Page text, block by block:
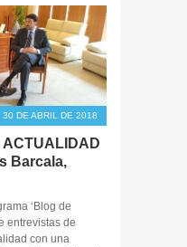
30 DE ABRIL DE 2018
ACTUALIDAD
Barcala,
‘Blog de
entrevistas de
con una